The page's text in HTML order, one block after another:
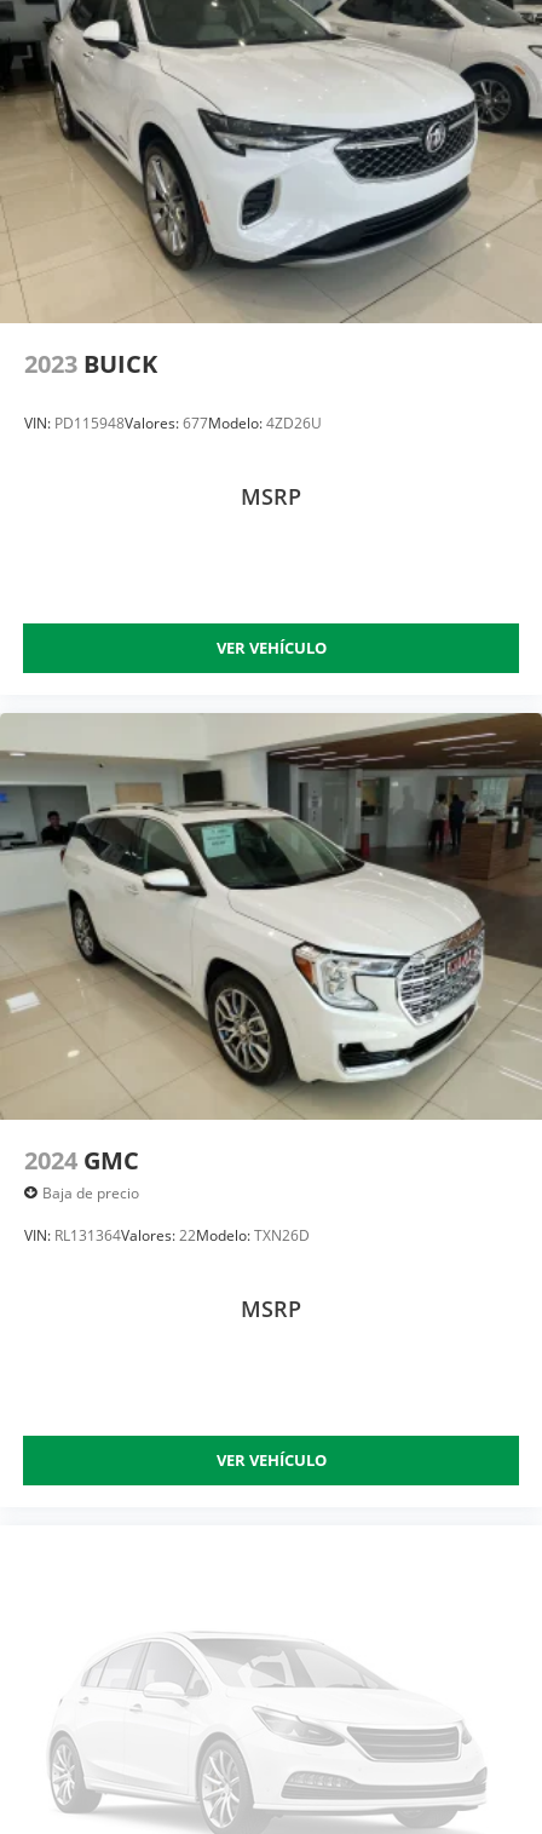
2023 BUICK
VIN: PD115948Valores:677Modelo:4ZD26U
MSRP
VER VEHÍCULO
2024 GMC
Baja de precio
VIN: RL131364Valores:22Modelo:TXN26D
MSRP
VER VEHÍCULO